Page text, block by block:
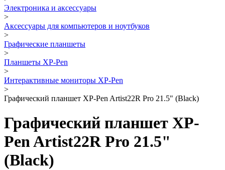
Электроника и аксессуары
>
Аксессуары для компьютеров и ноутбуков
>
Графические планшеты
>
Планшеты XP-Pen
>
Интерактивные мониторы XP-Pen
>
Графический планшет XP-Pen Artist22R Pro 21.5" (Black)
Графический планшет XP-
Pen Artist22R Pro 21.5"
(Black)